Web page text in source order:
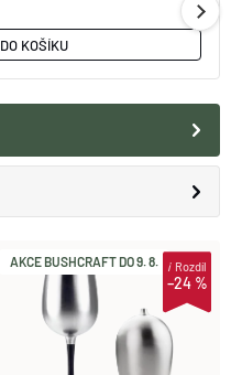
DO KOŠÍKU
AKCE BUSHCRAFT DO 9. 8.
–24 %
iRozdíl